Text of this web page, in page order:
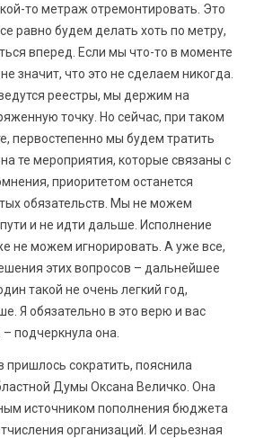
то метраж отремонтировать. Это
равно будем делать хоть по метру,
вперед. Если мы что-то в моменте
значит, что это не сделаем никогда.
реестры, мы держим на
точку. Но сейчас, при таком
первостепенно мы будем тратить
те мероприятия, которые связаны с
приоритетом останется
обязательств. Мы не можем
и не идти дальше. Исполнение
не можем игнорировать. А уже все,
этих вопросов – дальнейшее
такой не очень легкий год,
Я обязательно в это верю и вас
подчеркнула она.
сократить, пояснила
Думы Оксана Величко. Она
источником пополнения бюджета
организаций. И серьезная